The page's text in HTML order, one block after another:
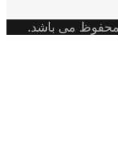
محفوظ می باشد.